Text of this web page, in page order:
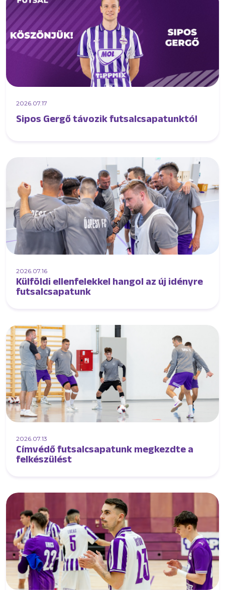
2026.07.17
Sipos Gergő távozik futsalcsapatunktól
2026.07.16
Külföldi ellenfelekkel hangol az új idényre
futsalcsapatunk
2026.07.13
Címvédő futsalcsapatunk megkezdte a
felkészülést